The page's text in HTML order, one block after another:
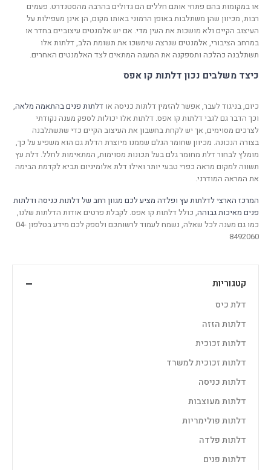
או במקומות בהם פתחי אותם חללים הם גדולים בהרבה מהסטנדרט. פעמים
רבות, מכיוון שהן משתלבות באופן הרמוני באותו מקום, הן אינן מעפילות על
העיצוב הקיים ולא מושכות את העין מדי. אם יש אלמנטים עיצוביים בחדר או
במרחב הציבורי, אלמנטים שנרצה שימשכו את תשומת הלב, דלתות אלו
תשתלבנה כהלכה ותספקנה את המענה המתאים לצד האלמנטים האחרים.
כיצד משלבים נכון דלתות קו אפס
כיום, בניגוד לעבר, אפשר להזמין דלתות כניסה או דלתות פנים בהתאמה מלאה,
וכך הדבר גם לגבי דלתות קו אפס. דלתות אלו יכולות לספק מענה נקודתי
לצרכים מסוימים, אך יש לקחת בחשבון את העיצוב הקיים כדי שתשתלבנה
בצורה הנכונה. מכיוון שחומר הגלם שממנו מיוצרת הדלת גם הוא משפיע על כך,
מומלץ לבחור דלת מחומר גלם בעל תכונות מסוימות, המתאימות לחלל. דלת עץ
תשווה למקום מראה כפרי טבעי יותר ואילו דלת אלומיניום תביא לקדמת הבימה
את המראה המודרני.
המרכז הארצי לדלתות עץ ופלדה מציע לכם מגוון רחב של דלתות כניסה ודלתות
פנים מאיכות גבוהה, כולל דלתות קו אפס. לקבלת פרטים אודות הדלתות שלנו,
כמו גם מענה לכל שאלה, נשמח לעמוד לרשותכם ולספק לכם מידע בטלפון 04-
8492060
קטגוריות
דלת כיס
דלתות הזזה
דלתות זכוכית
דלתות זכוכית למשרד
דלתות כניסה
דלתות מעוצבות
דלתות פולימריות
דלתות פלדה
דלתות פנים